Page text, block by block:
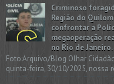
Criminoso
Região do
confrontar a
megaoperação
no Rio de Janeiro.
Foto:Arquivo/Blog Olhar
quinta-feira, 30/10/2025, nossa